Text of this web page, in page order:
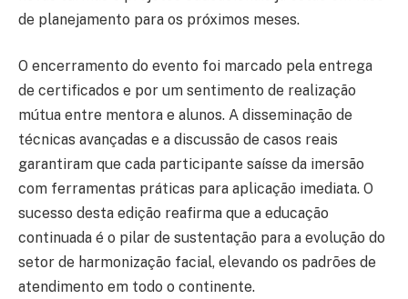
de planejamento para os próximos meses.
O encerramento do evento foi marcado pela entrega
de certificados e por um sentimento de realização
mútua entre mentora e alunos. A disseminação de
técnicas avançadas e a discussão de casos reais
garantiram que cada participante saísse da imersão
com ferramentas práticas para aplicação imediata. O
sucesso desta edição reafirma que a educação
continuada é o pilar de sustentação para a evolução do
setor de harmonização facial, elevando os padrões de
atendimento em todo o continente.